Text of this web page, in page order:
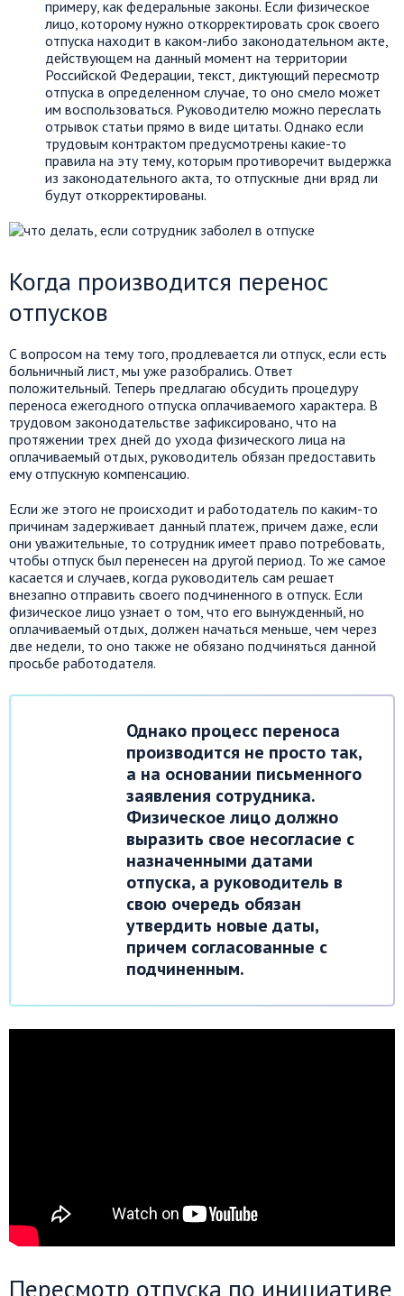
примеру, как федеральные законы. Если физическое
лицо, которому нужно откорректировать срок своего
отпуска находит в каком-либо законодательном акте,
действующем на данный момент на территории
Российской Федерации, текст, диктующий пересмотр
отпуска в определенном случае, то оно смело может
им воспользоваться. Руководителю можно переслать
отрывок статьи прямо в виде цитаты. Однако если
трудовым контрактом предусмотрены какие-то
правила на эту тему, которым противоречит выдержка
из законодательного акта, то отпускные дни вряд ли
будут откорректированы.
Когда производится перенос
отпусков
С вопросом на тему того, продлевается ли отпуск, если есть
больничный лист, мы уже разобрались. Ответ
положительный. Теперь предлагаю обсудить процедуру
переноса ежегодного отпуска оплачиваемого характера. В
трудовом законодательстве зафиксировано, что на
протяжении трех дней до ухода физического лица на
оплачиваемый отдых, руководитель обязан предоставить
ему отпускную компенсацию.
Если же этого не происходит и работодатель по каким-то
причинам задерживает данный платеж, причем даже, если
они уважительные, то сотрудник имеет право потребовать,
чтобы отпуск был перенесен на другой период. То же самое
касается и случаев, когда руководитель сам решает
внезапно отправить своего подчиненного в отпуск. Если
физическое лицо узнает о том, что его вынужденный, но
оплачиваемый отдых, должен начаться меньше, чем через
две недели, то оно также не обязано подчиняться данной
просьбе работодателя.
Однако процесс переноса
производится не просто так,
а на основании письменного
заявления сотрудника.
Физическое лицо должно
выразить свое несогласие с
назначенными датами
отпуска, а руководитель в
свою очередь обязан
утвердить новые даты,
причем согласованные с
подчиненным.
Пересмотр отпуска по инициативе